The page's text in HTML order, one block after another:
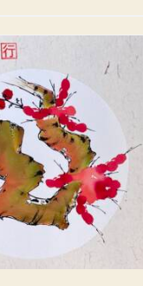
AL CARRELLO
/
DETTAGLI